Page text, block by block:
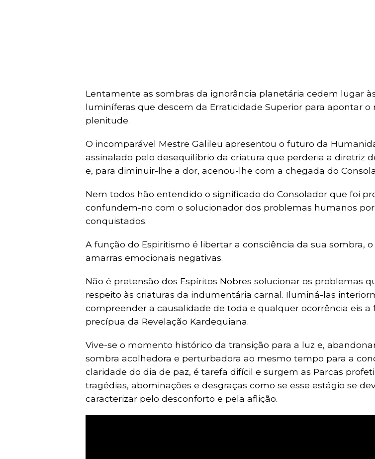
Lentamente as sombras da ignorância planetária cedem lugar
luminíferas que descem da Erraticidade Superior para apontar o
plenitude.
O incomparável Mestre Galileu apresentou o futuro da
assinalado pelo desequilíbrio da criatura que perderia a diretriz
e, para diminuir-lhe a dor, acenou-lhe com a chegada do
Nem todos hão entendido o significado do Consolador que foi
confundem-no com o solucionador dos problemas humanos
conquistados.
A função do Espiritismo é libertar a consciência da sua sombra, o
amarras emocionais negativas.
Não é pretensão dos Espíritos Nobres solucionar os problemas
respeito às criaturas da indumentária carnal. Iluminá-las
compreender a causalidade de toda e qualquer ocorrência eis a
precípua da Revelação Kardequiana.
Vive-se o momento histórico da transição para a luz e,
sombra acolhedora e perturbadora ao mesmo tempo para a
claridade do dia de paz, é tarefa difícil e surgem as Parcas
tragédias, abominações e desgraças como se esse estágio se
caracterizar pelo desconforto e pela aflição.